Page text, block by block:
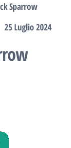
Sparrow
25 Luglio 2024